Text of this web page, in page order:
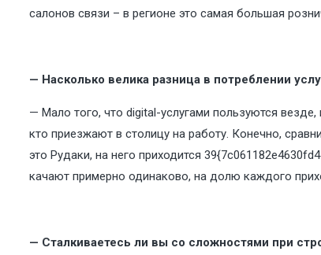
салонов связи – в регионе это самая большая
— Насколько велика разница в потреблении
— Мало того, что digital-услугами пользуются
кто приезжают в столицу на работу. Конечно,
это Рудаки, на него приходится
качают примерно одинаково, на долю каждого
— Сталкиваетесь ли вы со сложностями при